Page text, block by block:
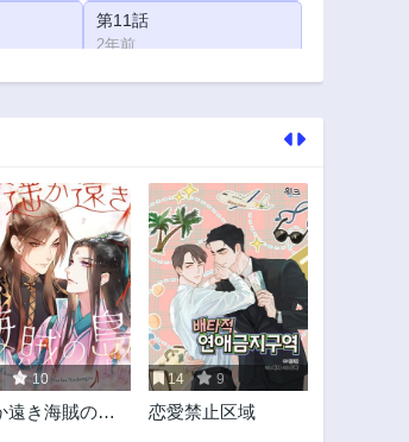
第11話
2年前
第6話
10
遠き海賊の島
14 9
恋愛禁止区域